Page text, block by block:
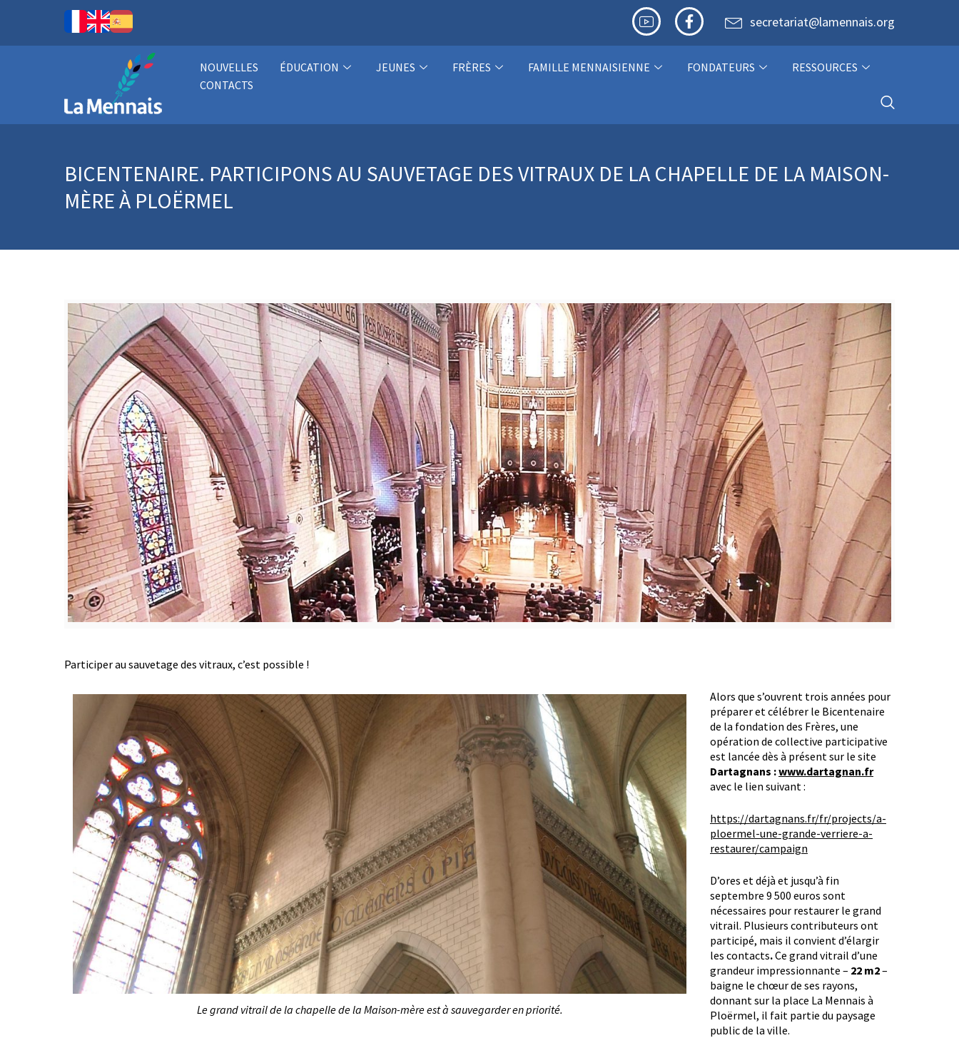
secretariat@lamennais.org
NOUVELLES ÉDUCATION JEUNES FRÈRES FAMILLE MENNAISIENNE FONDATEURS
RESSOURCES
CONTACTS
BICENTENAIRE. PARTICIPONS AU SAUVETAGE DES VITRAUX DE LA CHAPELLE DE LA MAISON-
MÈRE À PLOËRMEL
Participer au sauvetage des vitraux, c’est possible !
Le grand vitrail de la chapelle de la Maison-mère est à sauvegarder en priorité.
Alors que s’ouvrent trois années pour
préparer et célébrer le Bicentenaire
de la fondation des Frères, une
opération de collective participative
est lancée dès à présent sur le site
Dartagnans :www.dartagnan.fr
avec le lien suivant :
https://dartagnans.fr/fr/projects/a-
ploermel-une-grande-verriere-a-
restaurer/campaign
D’ores et déjà et jusqu’à fin
septembre 9 500 euros sont
nécessaires pour restaurer le grand
vitrail. Plusieurs contributeurs ont
participé, mais il convient d’élargir
les contacts.Ce grand vitrail d’une
grandeur impressionnante – 22 m2–
baigne le chœur de ses rayons,
donnant sur la place La Mennais à
Ploërmel, il fait partie du paysage
public de la ville.